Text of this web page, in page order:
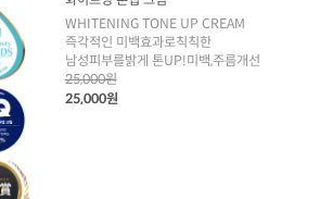
WHITENING TONE UP CREAM
즉각적인 미백효과로칙칙한
남성피부를밝게 톤UP!미백,주름개선
25,000원
25,000원